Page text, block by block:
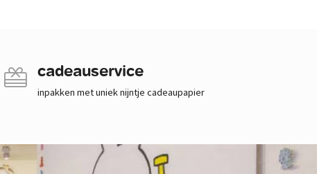
cadeauservice
inpakken met uniek nijntje cadeaupapier